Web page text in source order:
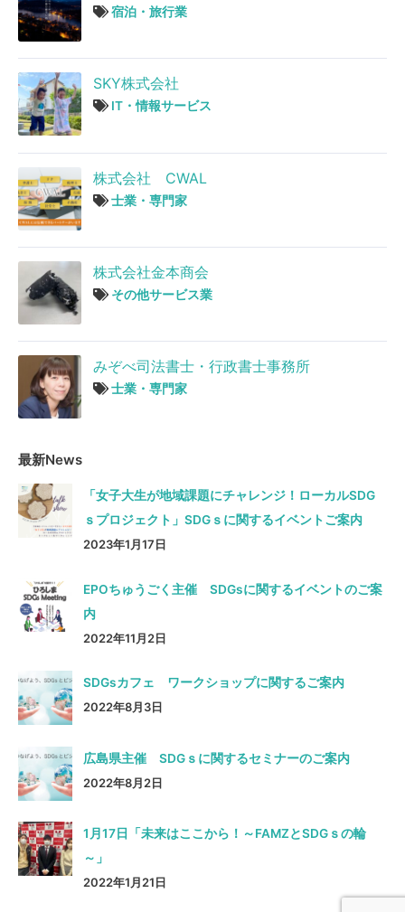
宿泊・旅行業
SKY株式会社
IT・情報サービス
株式会社 CWAL
士業・専門家
株式会社金本商会
その他サービス業
みぞべ司法書士・行政書士事務所
士業・専門家
最新News
「女子大生が地域課題にチャレンジ！ローカルSDG
ｓプロジェクト」SDGｓに関するイベントご案内
2023年1月17日
EPOちゅうごく主催 SDGsに関するイベントのご案
内
2022年11月2日
SDGsカフェ ワークショップに関するご案内
2022年8月3日
広島県主催 SDGｓに関するセミナーのご案内
2022年8月2日
1月17日「未来はここから！～FAMZとSDGｓの輪
～」
2022年1月21日